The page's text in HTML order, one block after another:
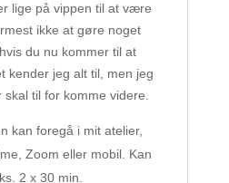
lige på vippen til at være
ikke at gøre noget
du nu kommer til at
kender jeg alt til, men jeg
til for komme videre.
kan foregå i mit atelier,
Zoom eller mobil. Kan
2 x 30 min.